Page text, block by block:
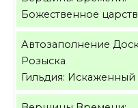
Божественное
Автозаполнение
Розыска
Гильдия: